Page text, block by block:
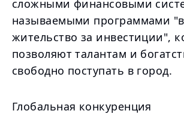
сложными финансовыми
называемыми программами
жительство за инвестиции",
позволяют талантам и
свободно поступать в город.
Глобальная конкуренция